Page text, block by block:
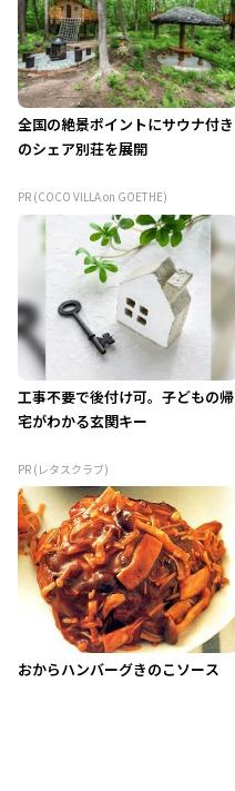
全国の絶景ポイントにサウナ付き
のシェア別荘を展開
PR (COCO VILLA on GOETHE)
工事不要で後付け可。子どもの帰
宅がわかる玄関キー
PR (レタスクラブ)
おからハンバーグきのこソース